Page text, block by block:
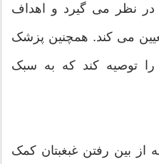
در نظر می گیرد و اهداف
می کند. همچنین پزشک
را توصیه کند که به سبک
از بین رفتن غبغبتان کمک